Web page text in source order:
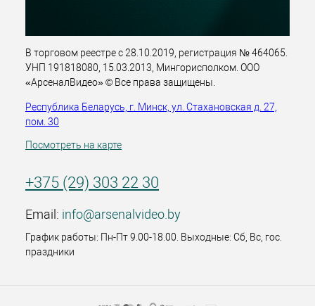
В торговом реестре с 28.10.2019, регистрация № 464065.
УНП 191818080, 15.03.2013, Мингорисполком. ООО
«АрсеналВидео» © Все права защищены.
Республика Беларусь, г. Минск, ул. Стахановская д. 27,
пом. 30
Посмотреть на карте
+375 (29) 303 22 30
Email: info@arsenalvideo.by
График работы: Пн-Пт 9.00-18.00. Выходные: Сб, Вс, гос.
праздники